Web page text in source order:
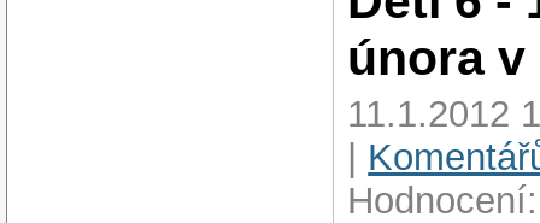
února v
11.1.2012
|